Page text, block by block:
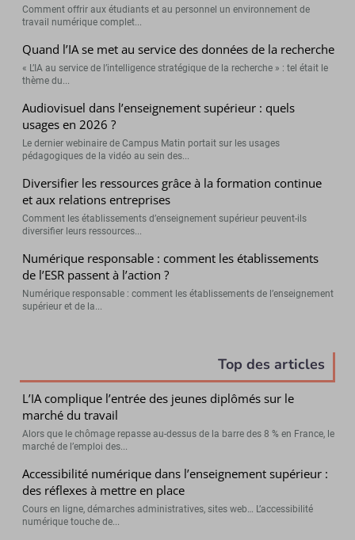
Comment offrir aux étudiants et au personnel un environnement de
travail numérique complet...
Quand l’IA se met au service des données de la recherche
« L’IA au service de l’intelligence stratégique de la recherche » : tel était le
thème du...
Audiovisuel dans l’enseignement supérieur : quels
usages en 2026 ?
Le dernier webinaire de Campus Matin portait sur les usages
pédagogiques de la vidéo au sein des...
Diversifier les ressources grâce à la formation continue
et aux relations entreprises
Comment les établissements d’enseignement supérieur peuvent-ils
diversifier leurs ressources...
Numérique responsable : comment les établissements
de l’ESR passent à l’action ?
Numérique responsable : comment les établissements de l’enseignement
supérieur et de la...
Top des articles
L’IA complique l’entrée des jeunes diplômés sur le
marché du travail
Alors que le chômage repasse au-dessus de la barre des 8 % en France, le
marché de l’emploi des...
Accessibilité numérique dans l’enseignement supérieur :
des réflexes à mettre en place
Cours en ligne, démarches administratives, sites web… L’accessibilité
numérique touche de...